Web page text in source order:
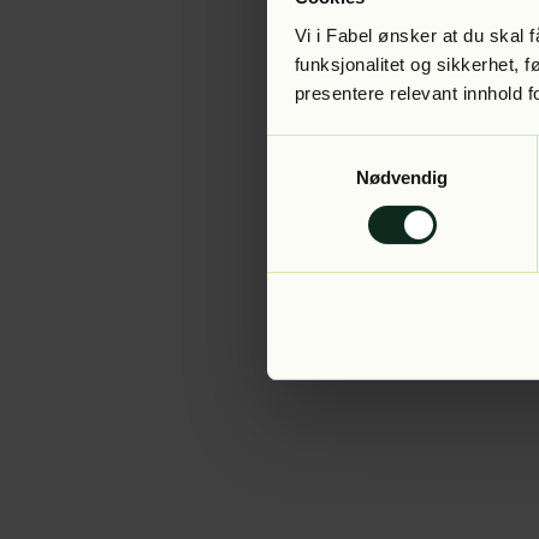
Vi i Fabel ønsker at du skal
funksjonalitet og sikkerhet,
presentere relevant innhold
Nødvendig
Application